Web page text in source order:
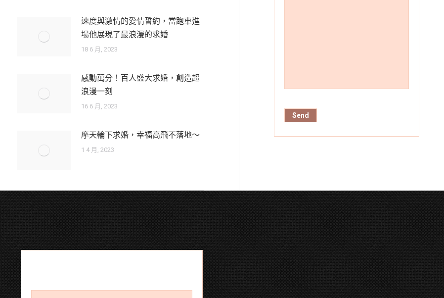
速度與激情的愛情誓約，當跑車進
場他展現了最浪漫的求婚
18 6 月, 2023
感動萬分！百人盛大求婚，創造超
浪漫一刻
16 6 月, 2023
摩天輪下求婚，幸福高飛不落地～
1 4 月, 2023